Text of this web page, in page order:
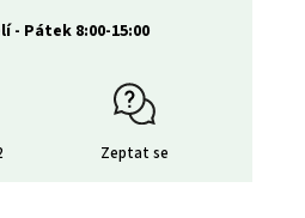
- Pátek 8:00-15:00
Zeptat se